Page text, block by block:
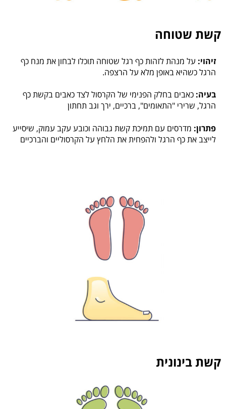
קשת שטוחה
זיהוי: על מנהת לזהות כף רגל שטוחה תוכלו לבחון את מנח כף
הרגל כשהיא באופן מלא על הרצפה.
בעיה: כאבים בחלק הפנימי של הקרסול לצד כאבים בקשת כף
הרגל, שרירי "התאומים", ברכיים, ירך וגב תחתון
פתרון: מדרסים עם תמיכת קשת גבוהה וכובע עקב עמוק, שיסייע
לייצב את כף הרגל ולהפחית את הלחץ על הקרסוליים והברכיים
קשת בינונית